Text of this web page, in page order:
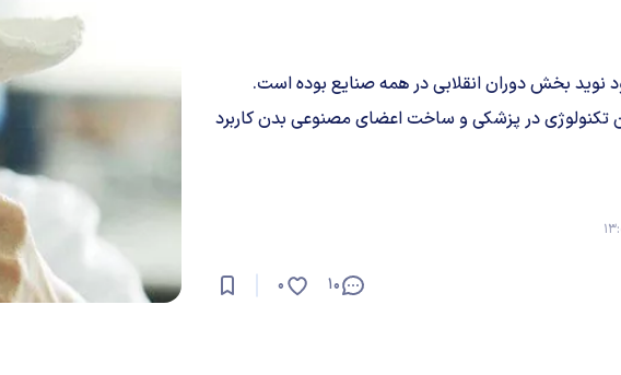
نوید بخش دوران انقلابی در همه صنایع بوده است.
تکنولوژی در پزشکی و ساخت اعضای مصنوعی بدن کاربرد
10
0